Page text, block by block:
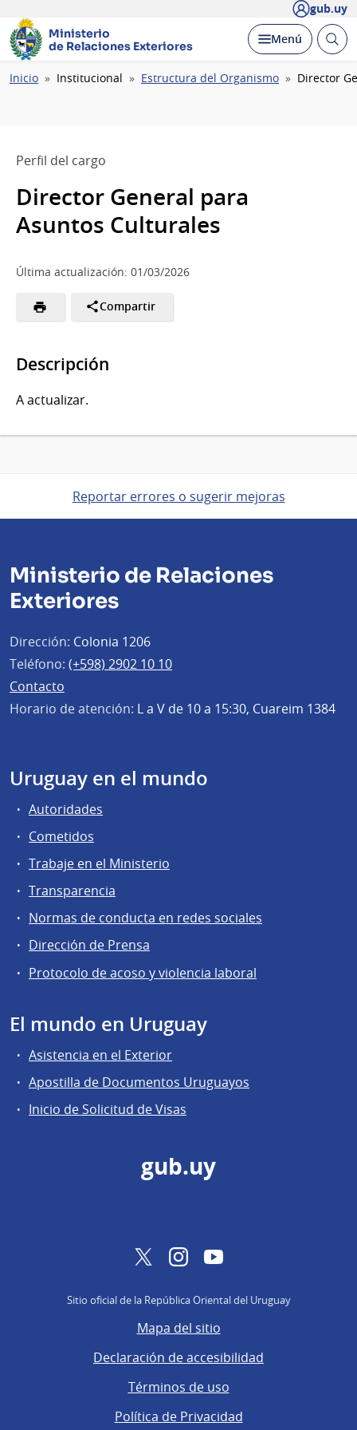
gub.uy
Ministerio
de Relaciones Exteriores
Desplegar
Menú Abrir
Ruta
Inicio Institucional Estructura del Organismo Director
Perfil del cargo
Director General para
Asuntos Culturales
Última actualización: 01/03/2026
Compartir
Descripción
A actualizar.
Reportar errores o sugerir mejoras
Ministerio de Relaciones
Exteriores
Dirección: Colonia 1206
Teléfono: (+598) 2902 10 10
Contacto
Horario de atención: L a V de 10 a 15:30, Cuareim 1384
Uruguay en el mundo
Autoridades
Cometidos
Trabaje en el Ministerio
Transparencia
Normas de conducta en redes sociales
Dirección de Prensa
Protocolo de acoso y violencia laboral
El mundo en Uruguay
Asistencia en el Exterior
Apostilla de Documentos Uruguayos
Inicio de Solicitud de Visas
gub.uy
TwitterInstagramYouTube
Sitio oficial de la República Oriental del Uruguay
Mapa del sitio
Declaración de accesibilidad
Términos de uso
Política de Privacidad